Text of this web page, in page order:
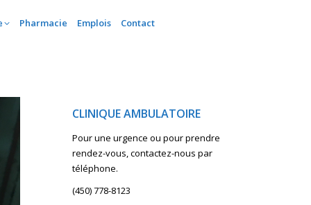
Pharmacie Emplois Contact
CLINIQUE AMBULATOIRE
Pour une urgence ou pour prendre
rendez-vous, contactez-nous par
téléphone.
(450) 778-8123